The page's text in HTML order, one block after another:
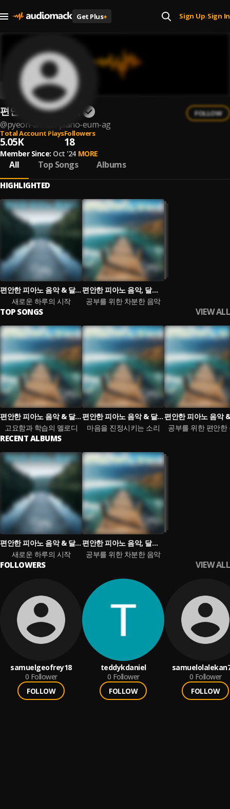
Get Plus+ Sign Up| Sign In
편안한 피아노 음악
@pyeon-anhan-piano-eum-ag
FOLLOW
Total Account Plays
5.05K
Followers
18
Member Since: Oct '24 MORE
All Top Songs Albums
HIGHLIGHTED
편안한 피아노 음악 & 달콤한꿈 & 차분한 피아노 음악
새로운 하루의 시작
편안한 피아노 음악, 달콤한꿈 & 차분한 피아노 음악
공부를 위한 차분한 음악
TOP SONGS VIEW ALL
편안한 피아노 음악 & 달콤한꿈 & 차분한 피아노 음악
고요함과 학습의 멜로디
편안한 피아노 음악 & 달콤한꿈 & 차분한 피아노 음악
마음을 진정시키는 소리
공부를 위한 편안한
RECENT ALBUMS
편안한 피아노 음악 & 달콤한꿈 & 차분한 피아노 음악
새로운 하루의 시작
편안한 피아노 음악, 달콤한꿈 & 차분한 피아노 음악
공부를 위한 차분한 음악
FOLLOWERS VIEW ALL
samuelgeofrey18
0 Follower
FOLLOW
teddykdaniel
0 Follower
FOLLOW
0 Follower
FOLLOW